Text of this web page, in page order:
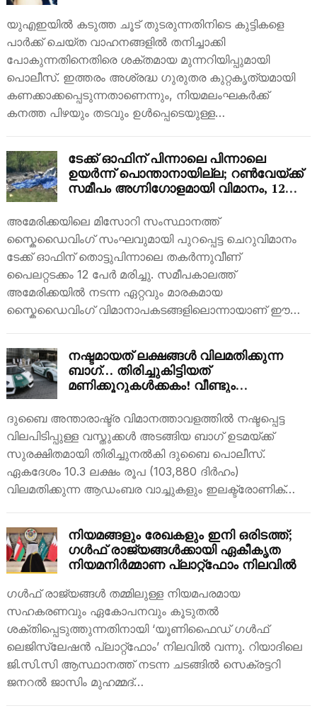
യുഎഇയിൽ കടുത്ത ചൂട് തുടരുന്നതിനിടെ കുട്ടികളെ
പാർക്ക് ചെയ്ത വാഹനങ്ങളിൽ തനിച്ചാക്കി
പോകുന്നതിനെതിരെ ശക്തമായ മുന്നറിയിപ്പുമായി
പൊലീസ്. ഇത്തരം അശ്രദ്ധ ഗുരുതര കുറ്റകൃത്യമായി
കണക്കാക്കപ്പെടുന്നതാണെന്നും, നിയമലംഘകർക്ക്
കനത്ത പിഴയും തടവും ഉൾപ്പെടെയുള്ള…
ടേക്ക് ഓഫിന് പിന്നാലെ പിന്നാലെ
ഉയർന്ന് പൊന്താനായില്ല; റൺവേയ്ക്ക്
സമീപം അഗ്നിഗോളമായി വിമാനം, 12
അമേരിക്കയിലെ മിസോറി സംസ്ഥാനത്ത്
സ്കൈഡൈവിംഗ് സംഘവുമായി പുറപ്പെട്ട ചെറുവിമാനം
ടേക്ക് ഓഫിന് തൊട്ടുപിന്നാലെ തകർന്നുവീണ്
പൈലറ്റടക്കം 12 പേർ മരിച്ചു. സമീപകാലത്ത്
അമേരിക്കയിൽ നടന്ന ഏറ്റവും മാരകമായ
സ്കൈഡൈവിംഗ് വിമാനാപകടങ്ങളിലൊന്നായാണ് ഈ…
നഷ്ടമായത് ലക്ഷങ്ങൾ വിലമതിക്കുന്ന
ബാഗ്… തിരിച്ചുകിട്ടിയത്
മണിക്കൂറുകൾക്കകം! വീണ്ടും
ദുബൈ അന്താരാഷ്ട്ര വിമാനത്താവളത്തിൽ നഷ്ടപ്പെട്ട
വിലപിടിപ്പുള്ള വസ്തുക്കൾ അടങ്ങിയ ബാഗ് ഉടമയ്ക്ക്
സുരക്ഷിതമായി തിരിച്ചുനൽകി ദുബൈ പൊലീസ്.
ഏകദേശം 10.3 ലക്ഷം രൂപ (103,880 ദിർഹം)
വിലമതിക്കുന്ന ആഡംബര വാച്ചുകളും ഇലക്ട്രോണിക്…
നിയമങ്ങളും രേഖകളും ഇനി ഒരിടത്ത്;
ഗൾഫ് രാജ്യങ്ങൾക്കായി ഏകീകൃത
നിയമനിർമ്മാണ പ്ലാറ്റ്‌ഫോം നിലവിൽ
ഗൾഫ് രാജ്യങ്ങൾ തമ്മിലുള്ള നിയമപരമായ
സഹകരണവും ഏകോപനവും കൂടുതൽ
ശക്തിപ്പെടുത്തുന്നതിനായി ‘യൂണിഫൈഡ് ഗൾഫ്
ലെജിസ്ലേഷൻ പ്ലാറ്റ്‌ഫോം’ നിലവിൽ വന്നു. റിയാദിലെ
ജി.സി.സി ആസ്ഥാനത്ത് നടന്ന ചടങ്ങിൽ സെക്രട്ടറി
ജനറൽ ജാസിം മുഹമ്മദ്…